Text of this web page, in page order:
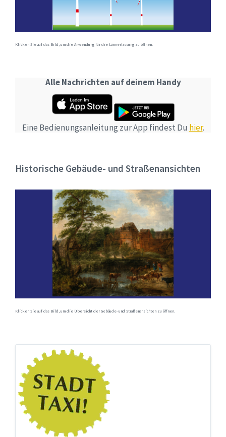
Klicken Sie auf das Bild, um die Anwendung für die Lärmerfassung zu öffnen.
Alle Nachrichten auf deinem Handy
Eine Bedienungsanleitung zur App findest Du hier.
Historische Gebäude- und Straßenansichten
Klicken Sie auf das Bild, um die Übersicht der Gebäude- und Straßenansichten zu öffnen.